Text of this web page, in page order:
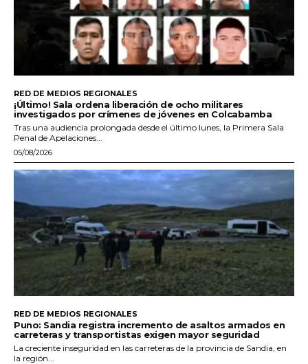
RED DE MEDIOS REGIONALES
¡Último! Sala ordena liberación de ocho militares
investigados por crímenes de jóvenes en Colcabamba
Tras una audiencia prolongada desde el último lunes, la Primera Sala
Penal de Apelaciones...
05/08/2026
RED DE MEDIOS REGIONALES
Puno: Sandia registra incremento de asaltos armados en
carreteras y transportistas exigen mayor seguridad
La creciente inseguridad en las carreteras de la provincia de Sandia, en
la región...